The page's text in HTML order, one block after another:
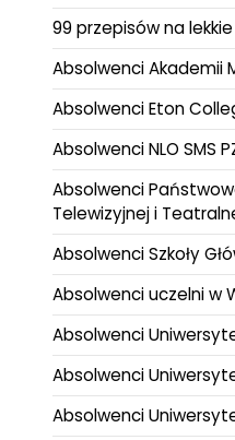
99 przepisów na
Absolwenci Akademii
Absolwenci Eton
Absolwenci NLO SMS
Absolwenci
Telewizyjnej i
Absolwenci Szkoły
Absolwenci uczelni w
Absolwenci
Absolwenci
Absolwenci